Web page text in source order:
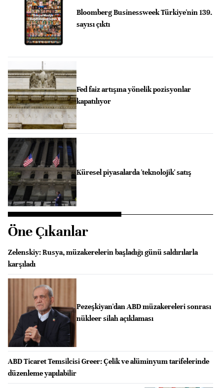
Bloomberg Businessweek Türkiye'nin 139.
sayısı çıktı
Fed faiz artışına yönelik pozisyonlar
kapatılıyor
Küresel piyasalarda 'teknolojik' satış
Öne Çıkanlar
Zelenskiy: Rusya, müzakerelerin başladığı günü saldırılarla
karşıladı
Pezeşkiyan'dan ABD müzakereleri sonrası
nükleer silah açıklaması
ABD Ticaret Temsilcisi Greer: Çelik ve alüminyum tarifelerinde
düzenleme yapılabilir